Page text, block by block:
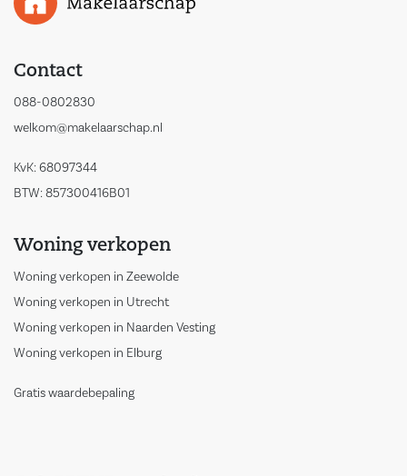
Contact
088-0802830
welkom@makelaarschap.nl
KvK: 68097344
BTW: 857300416B01
Woning verkopen
Woning verkopen in Zeewolde
Woning verkopen in Utrecht
Woning verkopen in Naarden Vesting
Woning verkopen in Elburg
Gratis waardebepaling